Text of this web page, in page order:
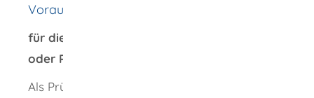
Voraussetzungen
für die Anerkennung als Prüfingenieurinnen
oder Prüfingenieure:
Als Prüfingenieurinnen oder Prüfingenieure